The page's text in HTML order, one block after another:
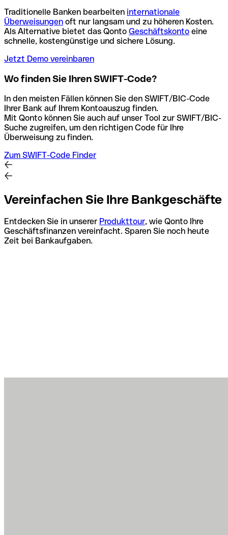
Traditionelle Banken bearbeiten internationale
Überweisungen oft nur langsam und zu höheren Kosten.
Als Alternative bietet das Qonto Geschäftskonto eine
schnelle, kostengünstige und sichere Lösung.
Jetzt Demo vereinbaren
Wo finden Sie Ihren SWIFT-Code?
In den meisten Fällen können Sie den SWIFT/BIC-Code
Ihrer Bank auf Ihrem Kontoauszug finden.
Mit Qonto können Sie auch auf unser Tool zur SWIFT/BIC-
Suche zugreifen, um den richtigen Code für Ihre
Überweisung zu finden.
Zum SWIFT-Code Finder
Vereinfachen Sie Ihre Bankgeschäfte
Entdecken Sie in unserer Produkttour, wie Qonto Ihre
Geschäftsfinanzen vereinfacht. Sparen Sie noch heute
Zeit bei Bankaufgaben.